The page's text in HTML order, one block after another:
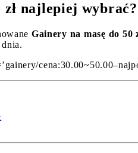
najlepiej
Gainery na masę do 50